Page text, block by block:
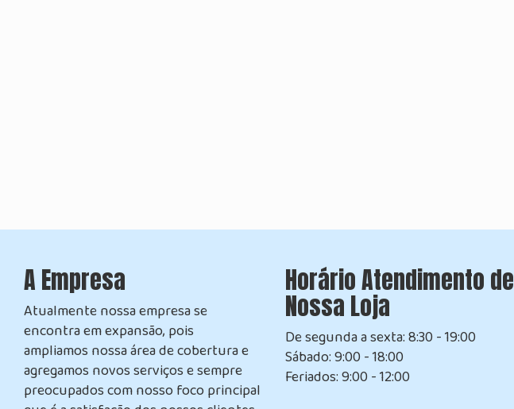
A Empresa
Atualmente nossa empresa se
encontra em expansão, pois
ampliamos nossa área de cobertura e
agregamos novos serviços e sempre
preocupados com nosso foco principal
Horário Atendimento de
Nossa Loja
De segunda a sexta: 8:30 - 19:00
Sábado: 9:00 - 18:00
Feriados: 9:00 - 12:00